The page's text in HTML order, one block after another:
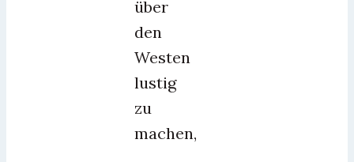
über
den
Westen
lustig
zu
machen,